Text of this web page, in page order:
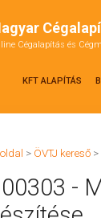
Cégalapítás és
KFT ALAPÍTÁS
> ÖVTJ kereső >
-